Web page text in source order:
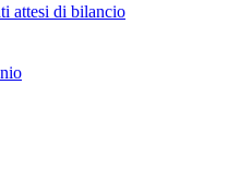
attesi di bilancio